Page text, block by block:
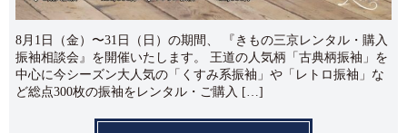
8月1日（金）〜31日（日）の期間、 『きもの三京レンタル・購入
振袖相談会』を開催いたします。 王道の人気柄「古典柄振袖」を
中心に今シーズン大人気の「くすみ系振袖」や「レトロ振袖」な
ど総点300枚の振袖をレンタル・ご購入 […]